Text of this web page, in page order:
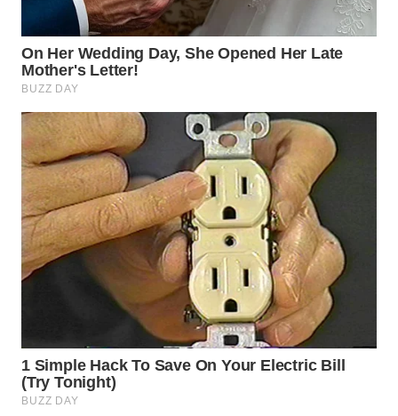
TAPANULI
UTARA
WN
SAMOSIR
WN
PADANG
LAWAS
WN
SUMEDANG
WN
KEPULAUAN